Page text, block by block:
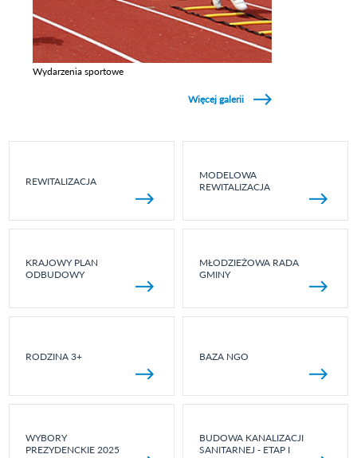
Wydarzenia sportowe
Więcej galerii
REWITALIZACJA
MODELOWA
REWITALIZACJA
KRAJOWY PLAN
ODBUDOWY
MŁODZIEŻOWA RADA
GMINY
RODZINA 3+ BAZA NGO
WYBORY
PREZYDENCKIE 2025
BUDOWA KANALIZACJI
SANITARNEJ - ETAP I